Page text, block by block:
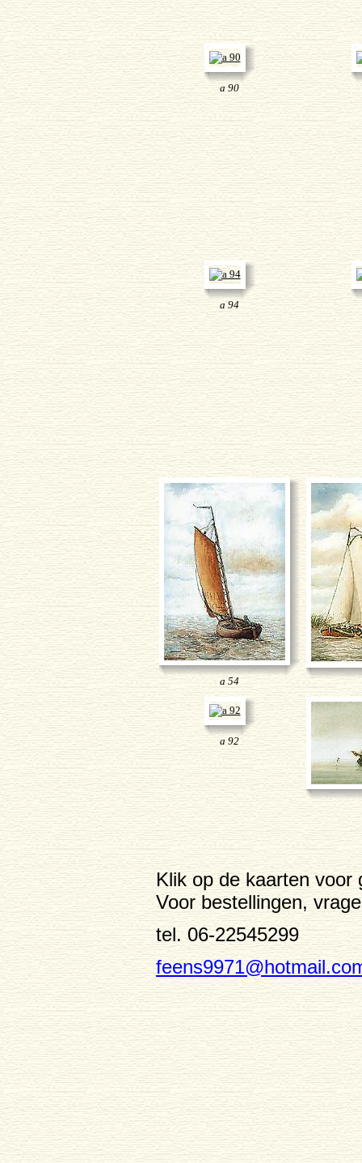
a 90
a 94
a 54
a 92
Klik op de kaarten voor
Voor bestellingen,
tel. 06-22545299